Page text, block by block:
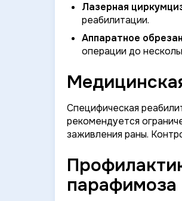
Лазерная
реабилитации.
Аппаратное
операции до
Специфическая
рекомендуется
заживления раны.
парафимоза